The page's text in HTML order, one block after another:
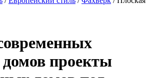
домов проекты